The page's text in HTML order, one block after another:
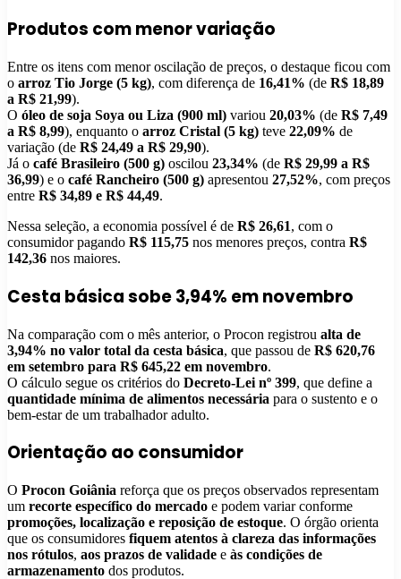
Produtos com menor variação
Entre os itens com menor oscilação de preços, o destaque ficou com
o arroz Tio Jorge (5 kg), com diferença de 16,41% (de R$ 18,89
a R$ 21,99).
O óleo de soja Soya ou Liza (900 ml) variou 20,03% (de R$ 7,49
a R$ 8,99), enquanto o arroz Cristal (5 kg) teve 22,09% de
variação (de R$ 24,49 a R$ 29,90).
Já o café Brasileiro (500 g) oscilou 23,34% (de R$ 29,99 a R$
36,99) e o café Rancheiro (500 g) apresentou 27,52%, com preços
entre R$ 34,89 e R$ 44,49.
Nessa seleção, a economia possível é de R$ 26,61, com o
consumidor pagando R$ 115,75 nos menores preços, contra R$
142,36 nos maiores.
Cesta básica sobe 3,94% em novembro
Na comparação com o mês anterior, o Procon registrou alta de
3,94% no valor total da cesta básica, que passou de R$ 620,76
em setembro para R$ 645,22 em novembro.
O cálculo segue os critérios do Decreto-Lei nº 399, que define a
quantidade mínima de alimentos necessária para o sustento e o
bem-estar de um trabalhador adulto.
Orientação ao consumidor
O Procon Goiânia reforça que os preços observados representam
um recorte específico do mercado e podem variar conforme
promoções, localização e reposição de estoque. O órgão orienta
que os consumidores fiquem atentos à clareza das informações
nos rótulos, aos prazos de validade e às condições de
armazenamento dos produtos.